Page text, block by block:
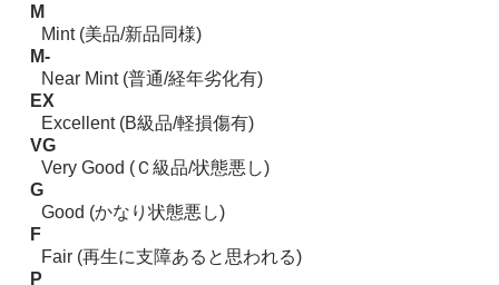
M
Mint (美品/新品同様)
M-
Near Mint (普通/経年劣化有)
EX
Excellent (B級品/軽損傷有)
VG
Very Good (Ｃ級品/状態悪し)
G
Good (かなり状態悪し)
F
Fair (再生に支障あると思われる)
P